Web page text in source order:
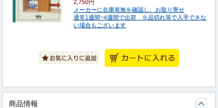
2,750円
メーカーに在庫有無を確認し、お取り寄せ
通常1週間~4週間で出荷 ※品切れ等で入手できな
い場合もございます
商品情報